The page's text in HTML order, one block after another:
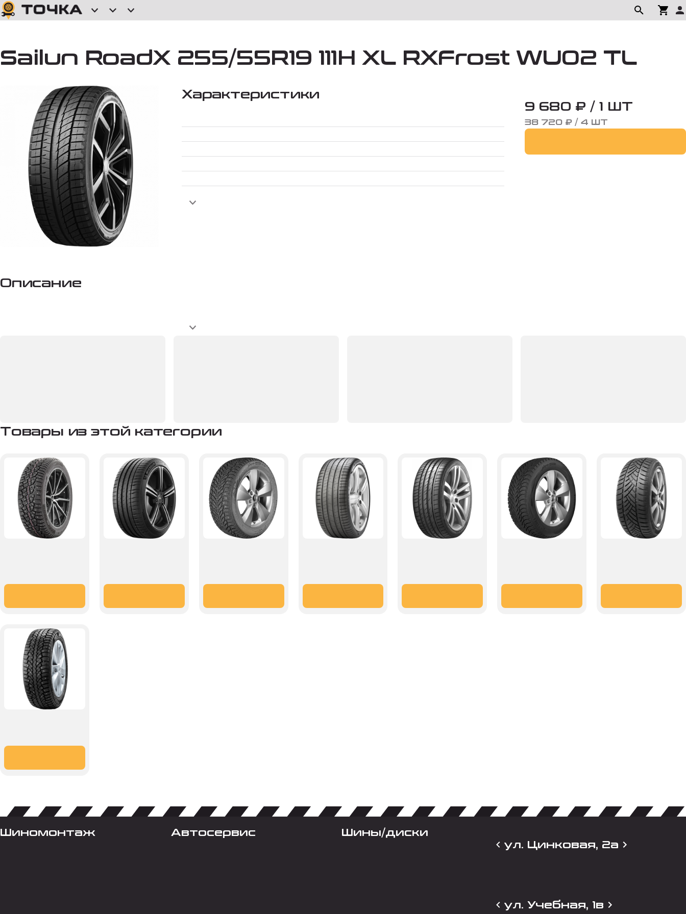
Sailun RoadX 255/55R19 111H XL RXFrost WU02 TL
Характеристики
9 680 ₽ / 1 ШТ
38 720 ₽ / 4 ШТ
Описание
Товары из этой категории
Шиномонтаж Автосервис
Шины/диски
ул. Цинковая, 2а
ул. Учебная, 1в